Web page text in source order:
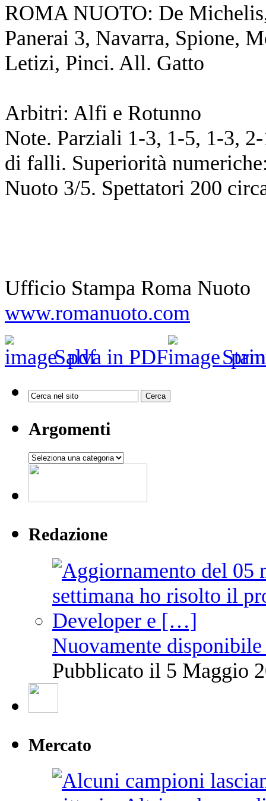
ROMA NUOTO: De
Panerai 3, Navarra, Spione,
Letizi, Pinci. All. Gatto
Arbitri: Alfi e Rotunno
Note. Parziali 1-3, 1-5, 1-3,
di falli. Superiorità
Nuoto 3/5. Spettatori 200
Ufficio Stampa Roma Nuoto
www.romanuoto.com
Salva in PDF
Argomenti
Argomenti
Redazione
Nuovamente
Pubblicato il 5 Maggio
Mercato